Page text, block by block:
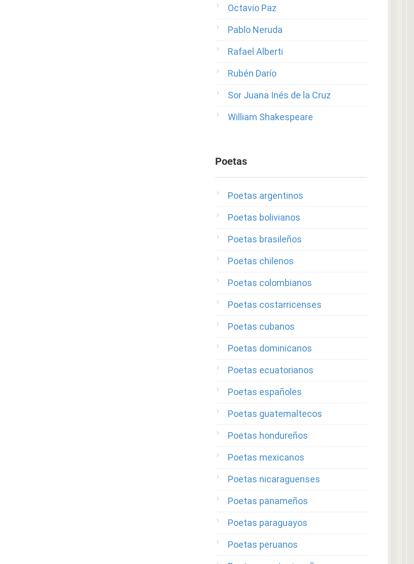
Octavio Paz
Pablo Neruda
Rafael Alberti
Rubén Darío
Sor Juana Inés de la Cruz
William Shakespeare
Poetas
Poetas argentinos
Poetas bolivianos
Poetas brasileños
Poetas chilenos
Poetas colombianos
Poetas costarricenses
Poetas cubanos
Poetas dominicanos
Poetas ecuatorianos
Poetas españoles
Poetas guatemaltecos
Poetas hondureños
Poetas mexicanos
Poetas nicaraguenses
Poetas panameños
Poetas paraguayos
Poetas peruanos